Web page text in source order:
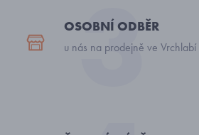
OSOBNÍ ODBĚR
u nás na prodejně ve Vrchlabí